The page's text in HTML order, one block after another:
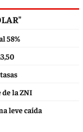
58%
de la ZNI
leve caída